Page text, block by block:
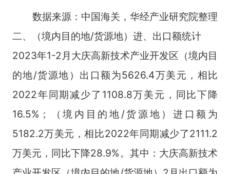
数据来源：中国海关，华经产业研究院整理
二、（境内目的地/货源地）进、出口额统计
2023年1-2月大庆高新技术产业开发区（境内目
的地/货源地）出口额为5626.4万美元，相比
2022年同期减少了1108.8万美元，同比下降
16.5%；（境内目的地/货源地）进口额为
5182.2万美元，相比2022年同期减少了2111.2
万美元，同比下降28.9%。其中：大庆高新技术